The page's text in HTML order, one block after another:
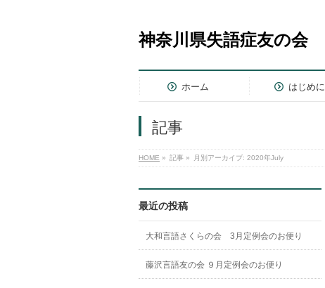
神奈川県失語症友の会
ホーム はじめに
記事
HOME » 記事 » 月別アーカイブ: 2020年July
最近の投稿
大和言語さくらの会 3月定例会のお便り
藤沢言語友の会 ９月定例会のお便り